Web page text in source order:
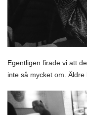
Egentligen firade vi att
inte så mycket om. Äldre